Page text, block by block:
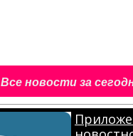
Все новости за